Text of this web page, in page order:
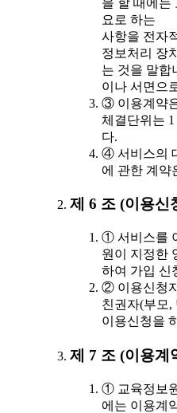
요로 하는
사항을 전자
정보처리 장
는 것을 말합
이나 서면으
③ 이용계약
체결단위는
다.
④ 서비스의
에 관한 계약
제 6 조 (이용신
① 서비스를
원이 지정한
하여 가입 신
② 이용신청
친권자(부모,
이용신청을
제 7 조 (이용계
① 교육정보
에는 이용계